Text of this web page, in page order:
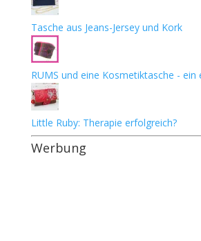
Tasche aus Jeans-Jersey und Kork
RUMS und eine Kosmetiktasche - ein
Little Ruby: Therapie erfolgreich?
Werbung